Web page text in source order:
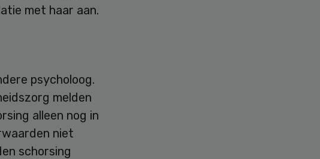
met haar aan.
psycholoog.
melden
alleen nog in
niet
schorsing